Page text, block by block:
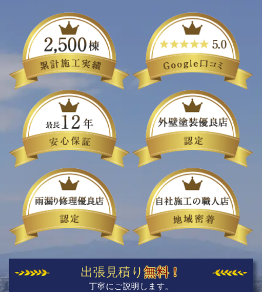
出張見積り無料！
丁寧にご説明します。